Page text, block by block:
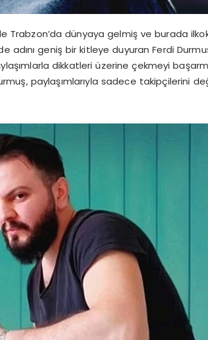
Trabzon’da dünyaya gelmiş ve burada
adını geniş bir kitleye duyuran Ferdi
dikkatleri üzerine çekmeyi
paylaşımlarıyla sadece takipçilerini